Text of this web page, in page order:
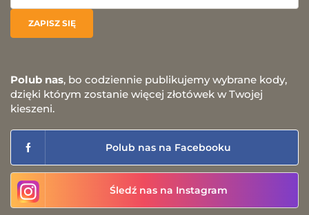
Polub nas, bo codziennie publikujemy wybrane kody,
dzięki którym zostanie więcej złotówek w Twojej
kieszeni.
Polub nas na Facebooku
Śledź nas na Instagram